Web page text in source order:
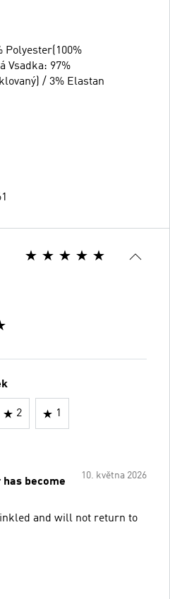
Polyester(100%
Vsadka: 97%
/ 3% Elastan
2 1
10. května 2026
become
and will not return to